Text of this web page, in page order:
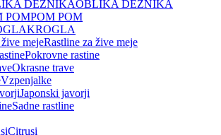
OBLIKA DEŽNIKA
POM POM
KROGLA
Rastline za žive meje
Pokrovne rastine
Okrasne trave
Vzpenjalke
Japonski javorji
Sadne rastline
Citrusi